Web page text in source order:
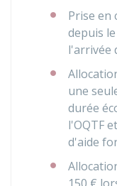
Prise en
depuis
l'arrivée
une
durée
l'OQTF
d'aide